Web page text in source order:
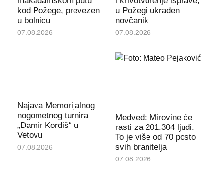
kod Požege, prevezen
u bolnicu
07.08.2026
u Požegi ukraden
novčanik
07.08.2026
Najava Memorijalnog
nogometnog turnira
„Damir Kordiš“ u
Vetovu
07.08.2026
Medved: Mirovine će
rasti za 201.304 ljudi.
To je više od 70 posto
svih branitelja
07.08.2026